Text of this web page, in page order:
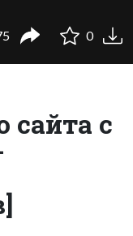
0
сайта с